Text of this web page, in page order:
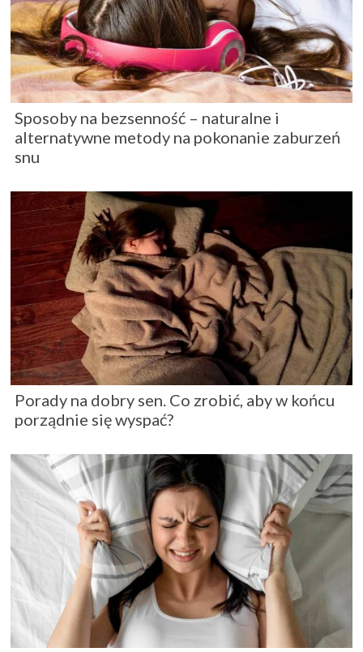
Sposoby na bezsenność – naturalne i
alternatywne metody na pokonanie zaburzeń
snu
Porady na dobry sen. Co zrobić, aby w końcu
porządnie się wyspać?